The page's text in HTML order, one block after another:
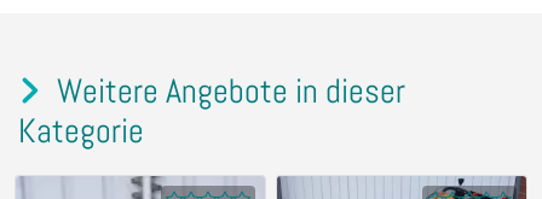
Weitere Angebote in dieser
Kategorie